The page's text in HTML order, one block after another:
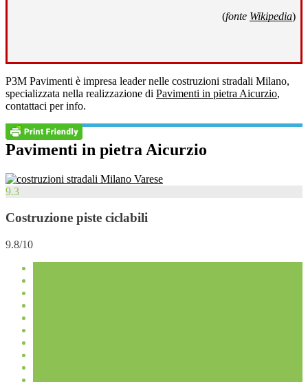
(fonte Wikipedia)
P3M Pavimenti è impresa leader nelle costruzioni stradali Milano,
specializzata nella realizzazione di Pavimenti in pietra Aicurzio,
contattaci per info.
Pavimenti in pietra Aicurzio
9.3
Costruzione piste ciclabili
9.8/10